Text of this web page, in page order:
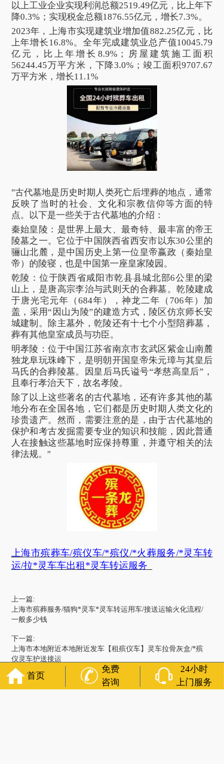
以上工业企业实现利润总额2519.49亿元，比上年下
降0.3%；实现税金总额1876.55亿元，增长7.3%。
2023年，上海市实现建筑业增加值882.25亿元，比
上年增长16.8%。全年完成建筑业总产值10045.79
亿元，比上年增长8.9%；房屋建筑施工面积
56244.45万平方米，下降3.0%；竣工面积9707.67
万平方米，增长11.1%
"古代墓地是历史时期人类死亡后埋葬的地点，通常
反映了当时的社会、文化和宗教信仰等方面的特
点。以下是一些关于古代墓地的介绍：
秦始皇陵：是世界上最大、最奇特、最丰富的帝王
陵墓之一。它位于中国陕西省西安市以东30公里的
骊山北麓，是中国历史上第一位皇帝嬴政（秦始皇
帝）的陵寝，也是中国第一座皇家陵园。
乾陵：位于陕西省咸阳市乾县县城北部6公里的梁
山上，是唐高宗李治与武则天的合葬墓。乾陵建成
于唐光宅元年（684年），神龙二年（706年）加
盖，采用“因山为陵”的建造方式，陵区仿京师长安
城建制。除主墓外，乾陵还有十七个小型陪葬墓，
葬有其他皇室成员与功臣。
明孝陵：位于中国江苏省南京市玄武区紫金山南麓
独龙阜玩珠峰下，是明朝开国皇帝朱元璋与其皇后
马氏的合葬陵墓。因皇后马氏谥号“孝慈高皇后”，
且奉行孝治天下，故名孝陵。
除了以上这些著名的古代墓地，还有许多其他的墓
地分布在全国各地，它们都是历史时期人类文化的
珍贵遗产。然而，需要注意的是，由于古代墓地的
保护和考古发掘需要专业的知识和技能，因此普通
人在接触这些墓地时应保持尊重，并遵守相关的法
律法规。"
上海市殡葬车/殡仪车/*殡仪/*火葬服务/*灵车转
运/拉*灵车车出租*灵车转运服务
上一篇:
上海市殡葬服务/猫狗*灵车*灵车转运用车/接送运输火化流程/
一般多少钱
下一篇:
上海市本地附近本地附近发车【租殡仪车】灵车拉骨灰盒/*殡
仪灵车护送接运
首页
免费
咨询
24小时
上门服务